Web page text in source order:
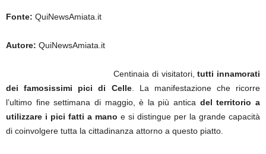
Fonte: QuiNewsAmiata.it
Autore: QuiNewsAmiata.it
Centinaia di visitatori, tutti innamorati
dei famosissimi pici di Celle. La manifestazione che ricorre
l’ultimo fine settimana di maggio, è la più antica del territorio a
utilizzare i pici fatti a mano e si distingue per la grande capacità
di coinvolgere tutta la cittadinanza attorno a questo piatto.